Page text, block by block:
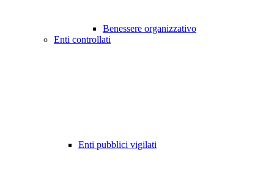
Benessere organizzativo
Enti controllati
Enti pubblici vigilati